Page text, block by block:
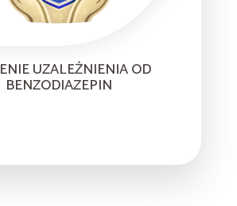
UZALEŻNIENIA OD
BENZODIAZEPIN